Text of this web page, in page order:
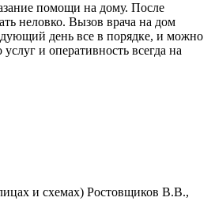
помощи на дому. После
неловко. Вызов врача на дом
день все в порядке, и можно
и оперативность всегда на
и схемах) Ростовщиков В.В.,